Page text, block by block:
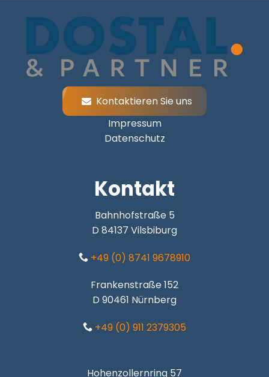
Kontaktieren Sie uns
Impressum
Datenschutz
Kontakt
Bahnhofstraße 5
D 84137 Vilsbiburg
+49 (0) 8741 9678910
Frankenstraße 152
D 90461 Nürnberg
+49 (0) 911 2379305
Hohenzollernring 57